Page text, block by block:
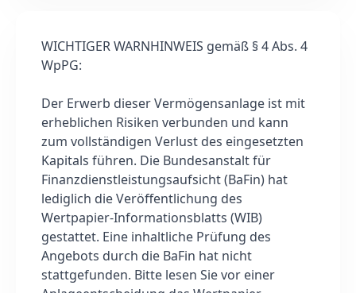
WICHTIGER WARNHINWEIS gemäß § 4 Abs. 4
WpPG:
Der Erwerb dieser Vermögensanlage ist mit
erheblichen Risiken verbunden und kann
zum vollständigen Verlust des eingesetzten
Kapitals führen. Die Bundesanstalt für
Finanzdienstleistungsaufsicht (BaFin) hat
lediglich die Veröffentlichung des
Wertpapier-Informationsblatts (WIB)
gestattet. Eine inhaltliche Prüfung des
Angebots durch die BaFin hat nicht
stattgefunden. Bitte lesen Sie vor einer